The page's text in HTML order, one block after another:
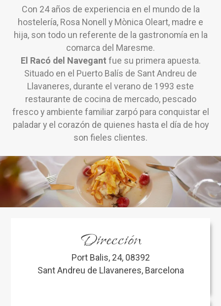
Con 24 años de experiencia en el mundo de la
hostelería, Rosa Nonell y Mònica Oleart, madre e
hija, son todo un referente de la gastronomía en la
comarca del Maresme.
El Racó del Navegant fue su primera apuesta.
Situado en el Puerto Balís de Sant Andreu de
Llavaneres, durante el verano de 1993 este
restaurante de cocina de mercado, pescado
fresco y ambiente familiar zarpó para conquistar el
paladar y el corazón de quienes hasta el día de hoy
son fieles clientes.
Dirección
Port Balis, 24, 08392
Sant Andreu de Llavaneres, Barcelona